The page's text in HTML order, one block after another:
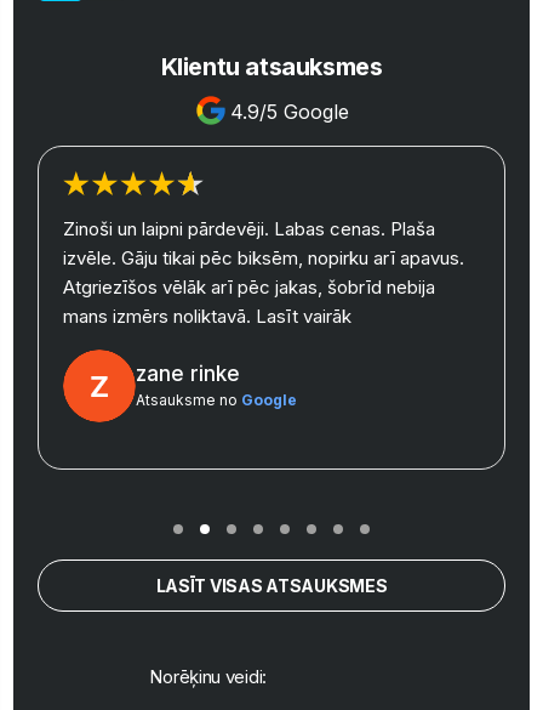
Klientu atsauksmes
4.9/5 Google
Zinoši un laipni pārdevēji. Labas cenas. Plaša
izvēle. Gāju tikai pēc biksēm, nopirku arī apavus.
Atgriezīšos vēlāk arī pēc jakas, šobrīd nebija
mans izmērs noliktavā. Lasīt vairāk
zane rinke
Atsauksme no Google
LASĪT VISAS ATSAUKSMES
Norēķinu veidi: